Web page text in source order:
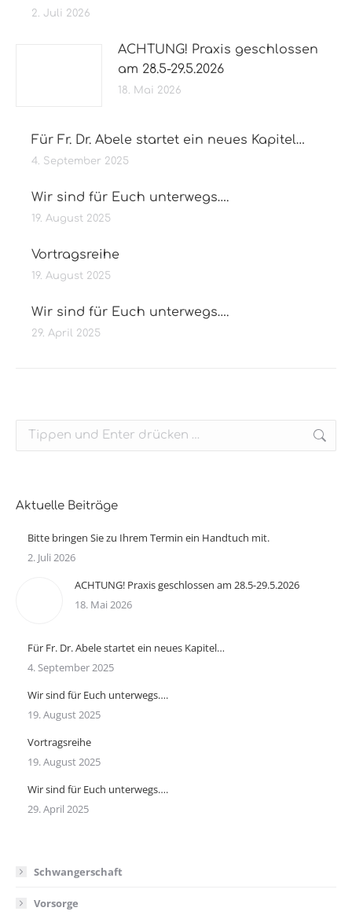
2. Juli 2026
ACHTUNG! Praxis geschlossen
am 28.5-29.5.2026
18. Mai 2026
Für Fr. Dr. Abele startet ein neues Kapitel…
4. September 2025
Wir sind für Euch unterwegs….
19. August 2025
Vortragsreihe
19. August 2025
Wir sind für Euch unterwegs….
29. April 2025
Search:
Aktuelle Beiträge
Bitte bringen Sie zu Ihrem Termin ein Handtuch mit.
2. Juli 2026
ACHTUNG! Praxis geschlossen am 28.5-29.5.2026
18. Mai 2026
Für Fr. Dr. Abele startet ein neues Kapitel…
4. September 2025
Wir sind für Euch unterwegs….
19. August 2025
Vortragsreihe
19. August 2025
Wir sind für Euch unterwegs….
29. April 2025
Schwangerschaft
Vorsorge